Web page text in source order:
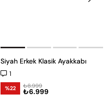
Siyah Erkek Klasik Ayakkabı
1
%22 ₺6.999
₺8.999